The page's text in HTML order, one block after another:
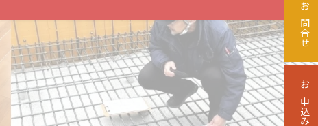
お問合せ
お申込み